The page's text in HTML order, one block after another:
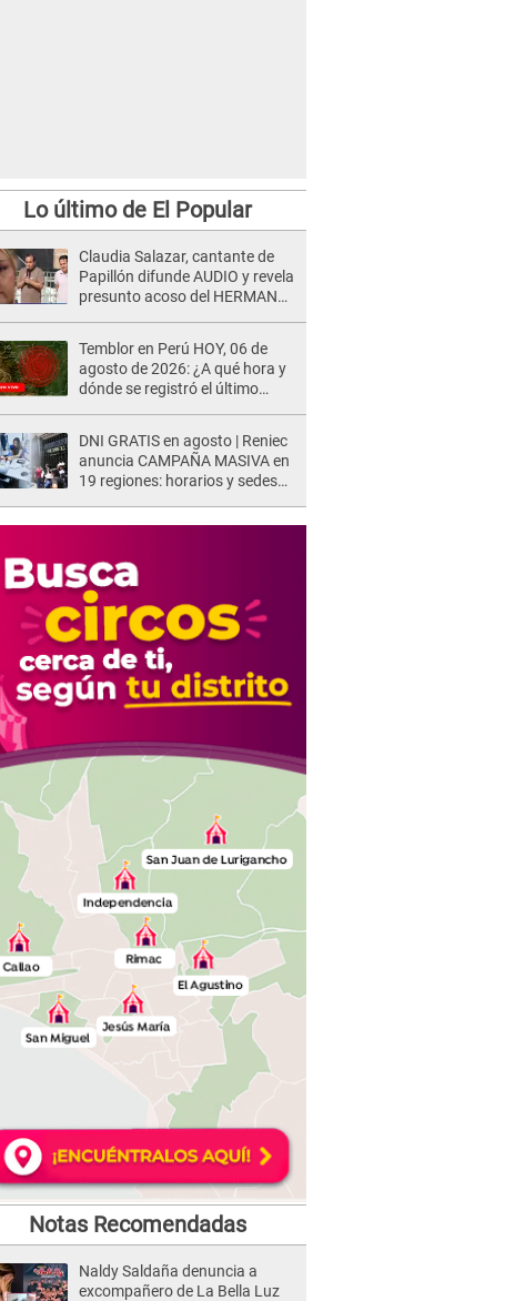
Lo último de El Popular
Claudia Salazar, cantante de
Papillón difunde AUDIO y revela
presunto acoso del HERMANO
shock"
Temblor en Perú HOY, 06 de
agosto de 2026: ¿A qué hora y
dónde se registró el último
DNI GRATIS en agosto | Reniec
anuncia CAMPAÑA MASIVA en
19 regiones: horarios y sedes
Notas Recomendadas
Naldy Saldaña denuncia a
excompañero de La Bella Luz